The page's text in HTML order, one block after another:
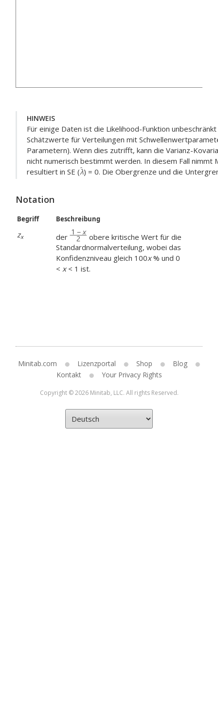
HINWEIS
Für einige Daten ist die Likelihood-Funktion
Schätzwerte für Verteilungen mit
Parametern). Wenn dies zutrifft, kann die Varianz-
nicht numerisch bestimmt werden. In diesem Fall nimmt
resultiert in SE ( ) = 0. Die Obergrenze und die
Notation
Begriff Beschreibung
zx der
obere kritische Wert für die
Standardnormalverteilung, wobei das
Konfidenzniveau gleich 100x% und 0
< x< 1 ist.
Minitab.com Lizenzportal Shop
Blog
Kontakt
Your Privacy Rights
Copyright © 2026 Minitab, LLC. All rights Reserved.